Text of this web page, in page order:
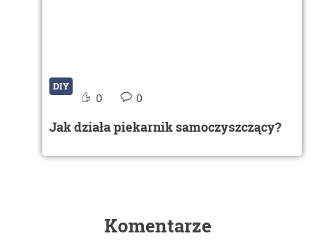
DIY
0 0
Jak działa piekarnik samoczyszczący?
Komentarze